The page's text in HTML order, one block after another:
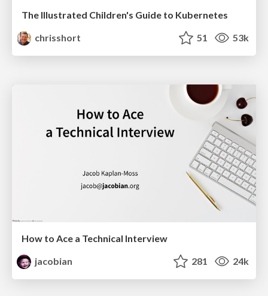
The Illustrated Children's Guide to Kubernetes
chrisshort
51 53k
How to Ace a Technical Interview
jacobian
281 24k